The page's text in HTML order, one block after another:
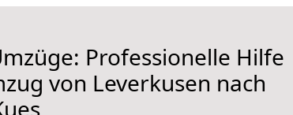
Professionelle Hilfe
von Leverkusen nach